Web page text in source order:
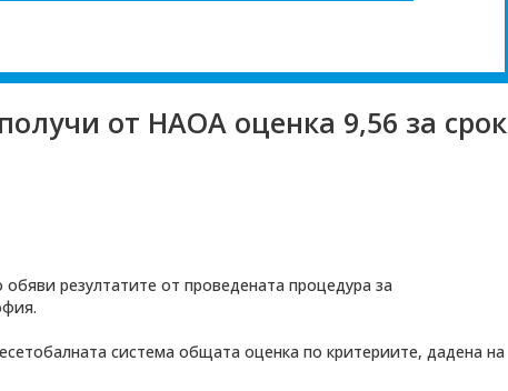
от НАОА оценка 9,56 за срок
резултатите от проведената процедура за
система общата оценка по критериите, дадена на